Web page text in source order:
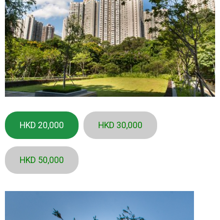
HKD 20,000 HKD 30,000
HKD 50,000